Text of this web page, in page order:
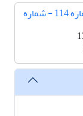
دوره 29، شماره 114 - شماره